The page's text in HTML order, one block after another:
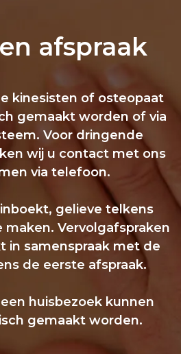
afspraak
kinesisten of osteopaat
gemaakt worden of via
Voor dringende
wij u contact met ons
via telefoon.
gelieve telkens
maken. Vervolgafspraken
in samenspraak met de
de eerste afspraak.
huisbezoek kunnen
gemaakt worden.